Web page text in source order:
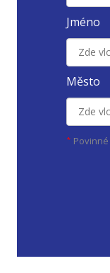
Jméno
Město
* Povinné